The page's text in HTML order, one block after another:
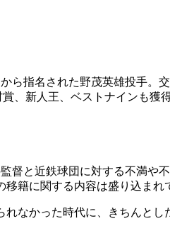
指名された野茂英雄投手。
、新人王、ベストナインも獲
と近鉄球団に対する不満や
籍に関する内容は盛り込まれ
なかった時代に、きちんとし